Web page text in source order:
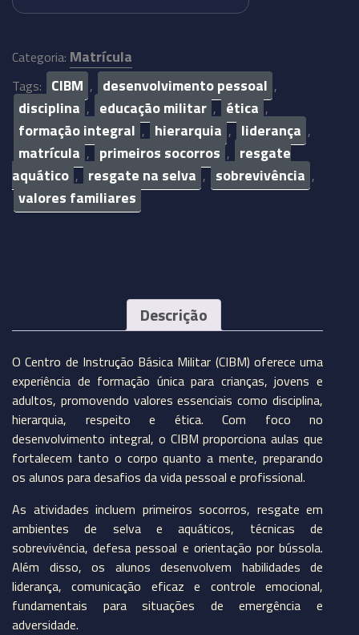
Categoria: Matrícula
Tags: CIBM , desenvolvimento pessoal ,
disciplina , educação militar , ética ,
formação integral , hierarquia , liderança ,
matrícula , primeiros socorros , resgate
aquático , resgate na selva , sobrevivência ,
valores familiares
Descrição
O Centro de Instrução Básica Militar (CIBM) oferece uma
experiência de formação única para crianças, jovens e
adultos, promovendo valores essenciais como disciplina,
hierarquia, respeito e ética. Com foco no
desenvolvimento integral, o CIBM proporciona aulas que
fortalecem tanto o corpo quanto a mente, preparando
os alunos para desafios da vida pessoal e profissional.
As atividades incluem primeiros socorros, resgate em
ambientes de selva e aquáticos, técnicas de
sobrevivência, defesa pessoal e orientação por bússola.
Além disso, os alunos desenvolvem habilidades de
liderança, comunicação eficaz e controle emocional,
fundamentais para situações de emergência e
adversidade.